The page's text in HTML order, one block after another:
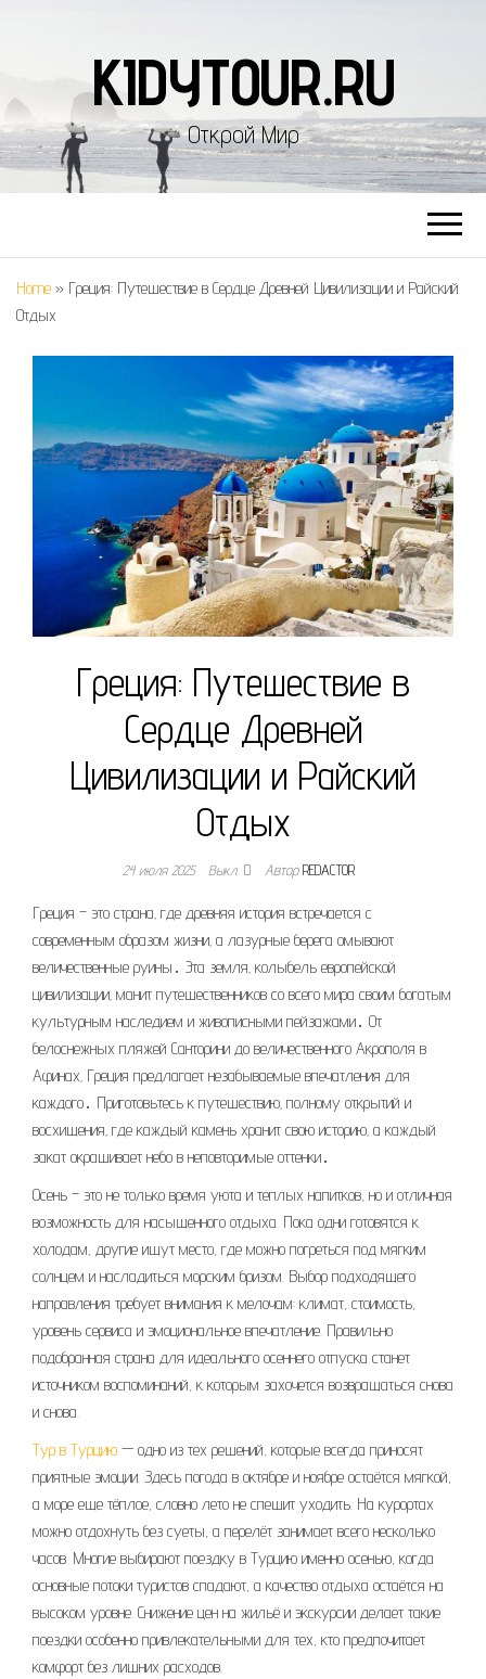
KIDYTOUR.RU
Открой Мир
Home » Греция: Путешествие в Сердце Древней Цивилизации и Райский
Отдых
Греция: Путешествие в
Сердце Древней
Цивилизации и Райский
Отдых
24 июля 2025 Выкл. АвторREDACTOR
Греция – это страна‚ где древняя история встречается с
современным образом жизни‚ а лазурные берега омывают
величественные руины․ Эта земля‚ колыбель европейской
цивилизации‚ манит путешественников со всего мира своим богатым
культурным наследием и живописными пейзажами․ От
белоснежных пляжей Санторини до величественного Акрополя в
Афинах‚ Греция предлагает незабываемые впечатления для
каждого․ Приготовьтесь к путешествию‚ полному открытий и
восхищения‚ где каждый камень хранит свою историю‚ а каждый
закат окрашивает небо в неповторимые оттенки․
Осень – это не только время уюта и теплых напитков, но и отличная
возможность для насыщенного отдыха. Пока одни готовятся к
холодам, другие ищут место, где можно погреться под мягким
солнцем и насладиться морским бризом. Выбор подходящего
направления требует внимания к мелочам: климат, стоимость,
уровень сервиса и эмоциональное впечатление. Правильно
подобранная страна для идеального осеннего отпуска станет
источником воспоминаний, к которым захочется возвращаться снова
и снова.
Тур в Турцию — одно из тех решений, которые всегда приносят
приятные эмоции. Здесь погода в октябре и ноябре остаётся мягкой,
а море еще тёплое, словно лето не спешит уходить. На курортах
можно отдохнуть без суеты, а перелёт занимает всего несколько
часов. Многие выбирают поездку в Турцию именно осенью, когда
основные потоки туристов спадают, а качество отдыха остаётся на
высоком уровне. Снижение цен на жильё и экскурсии делает такие
поездки особенно привлекательными для тех, кто предпочитает
комфорт без лишних расходов.